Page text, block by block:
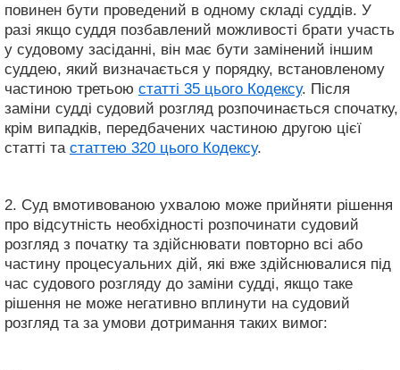
повинен бути проведений в одному складі суддів. У
разі якщо суддя позбавлений можливості брати участь
у судовому засіданні, він має бути замінений іншим
суддею, який визначається у порядку, встановленому
частиною третьою статті 35 цього Кодексу. Після
заміни судді судовий розгляд розпочинається спочатку,
крім випадків, передбачених частиною другою цієї
статті та статтею 320 цього Кодексу.
2. Суд вмотивованою ухвалою може прийняти рішення
про відсутність необхідності розпочинати судовий
розгляд з початку та здійснювати повторно всі або
частину процесуальних дій, які вже здійснювалися під
час судового розгляду до заміни судді, якщо таке
рішення не може негативно вплинути на судовий
розгляд та за умови дотримання таких вимог: